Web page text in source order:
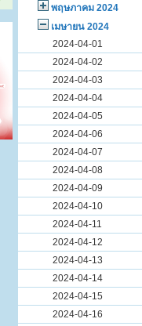
พฤษภาคม 2024
เมษายน 2024
2024-04-01
2024-04-02
2024-04-03
2024-04-04
2024-04-05
2024-04-06
2024-04-07
2024-04-08
2024-04-09
2024-04-10
2024-04-11
2024-04-12
2024-04-13
2024-04-14
2024-04-15
2024-04-16